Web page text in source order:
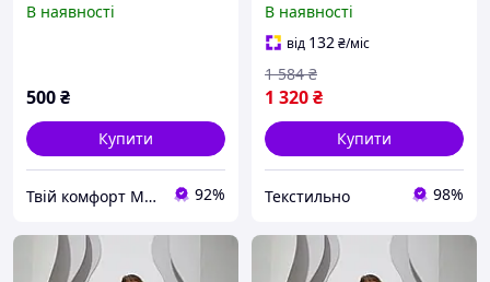
В наявності
500₴
Купити
Твій комфорт Магазин якісного одягу для дому, сну та прогулянок за доступними цінами. 92%
Sexen SS23075_k
В наявності
від 132₴/міс
1 320₴
1 584 ₴
Купити
Текстильно 98%